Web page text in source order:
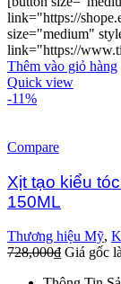
link="https://
size="medium"
link="https://
Thêm vào giỏ hàng
Quick view
-11%
Compare
Xịt tạo kiểu
150ML
Thương hiệu Mỹ,
728,000₫ Giá gốc